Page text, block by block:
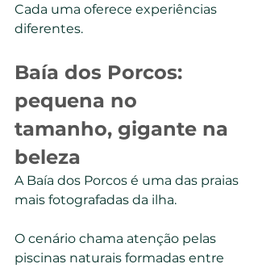
Cada uma oferece experiências
diferentes.
Baía dos Porcos:
pequena no
tamanho, gigante na
beleza
A Baía dos Porcos é uma das praias
mais fotografadas da ilha.
O cenário chama atenção pelas
piscinas naturais formadas entre